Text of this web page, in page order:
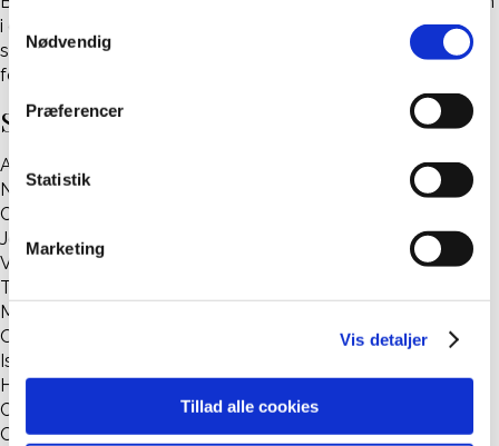
Nødvendig
Præferencer
Statistik
Marketing
Vis detaljer
Tillad alle cookies
i en periode henover en måned og var en del af Funebariet
som en særudstilling – og skulle dermed bidrage til at rejse
forskellige spørgsmål til refleksion om livet og døden.
Skabere af udstillingen:
Alfred Bjørn Viderø
Naëlle Sky
Caroline Gørtz
Johan Olesen
Viola-My Ambo
Tobias Lind
Mille Cornelia Gehl Jensen
Olivia Gullberg Skou
Isabella Havre Nelander
Halfdan Toksvig
Clara Thysgaard
Orbit Schiøler Mackerprang